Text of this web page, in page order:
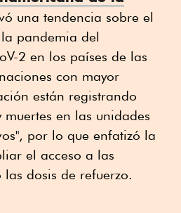
una tendencia sobre el
pandemia del
2 en los países de las
con mayor
están registrando
muertes en las unidades
por lo que enfatizó la
el acceso a las
dosis de refuerzo.